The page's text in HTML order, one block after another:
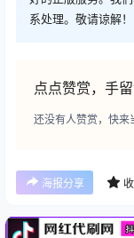
系处理。敬请谅解！
点点赞赏，手
还没有人赞赏，快来
海报分享
广告